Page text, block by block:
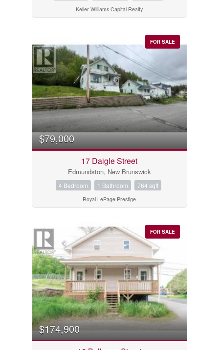
Price
$0
Condominium
Pool
Waterfront
Open House
Keller Williams Capital Realty
FOR SALE
$79,000
17 Daigle Street
Edmundston, New Brunswick
4 Bedroom 1 Bathroom 764 sqft
Royal LePage Prestige
FOR SALE
$174,900